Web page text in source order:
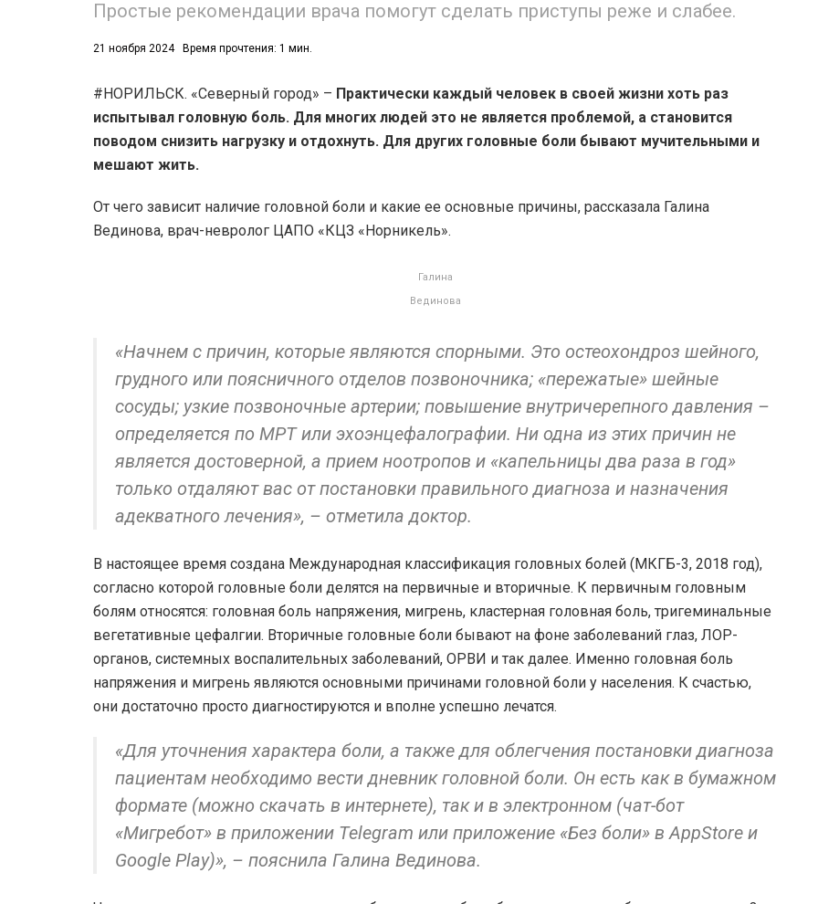
Простые рекомендации врача помогут сделать приступы реже и слабее.
21 ноября 2024 Время прочтения: 1 мин.
#НОРИЛЬСК. «Северный город» – Практически каждый человек в своей жизни хоть раз
испытывал головную боль. Для многих людей это не является проблемой, а становится
поводом снизить нагрузку и отдохнуть. Для других головные боли бывают мучительными и
мешают жить.
От чего зависит наличие головной боли и какие ее основные причины, рассказала Галина
Вединова, врач-невролог ЦАПО «КЦЗ «Норникель».
Галина
Вединова
«Начнем с причин, которые являются спорными. Это остеохондроз шейного,
грудного или поясничного отделов позвоночника; «пережатые» шейные
сосуды; узкие позвоночные артерии; повышение внутричерепного давления –
определяется по МРТ или эхоэнцефалографии. Ни одна из этих причин не
является достоверной, а прием ноотропов и «капельницы два раза в год»
только отдаляют вас от постановки правильного диагноза и назначения
адекватного лечения», – отметила доктор.
В настоящее время создана Международная классификация головных болей (МКГБ-3, 2018 год),
согласно которой головные боли делятся на первичные и вторичные. К первичным головным
болям относятся: головная боль напряжения, мигрень, кластерная головная боль, тригеминальные
вегетативные цефалгии. Вторичные головные боли бывают на фоне заболеваний глаз, ЛОР-
органов, системных воспалительных заболеваний, ОРВИ и так далее. Именно головная боль
напряжения и мигрень являются основными причинами головной боли у населения. К счастью,
они достаточно просто диагностируются и вполне успешно лечатся.
«Для уточнения характера боли, а также для облегчения постановки диагноза
пациентам необходимо вести дневник головной боли. Он есть как в бумажном
формате (можно скачать в интернете), так и в электронном (чат-бот
«Мигребот» в приложении Telegram или приложение «Без боли» в AppStore и
Google Play)», – пояснила Галина Вединова.